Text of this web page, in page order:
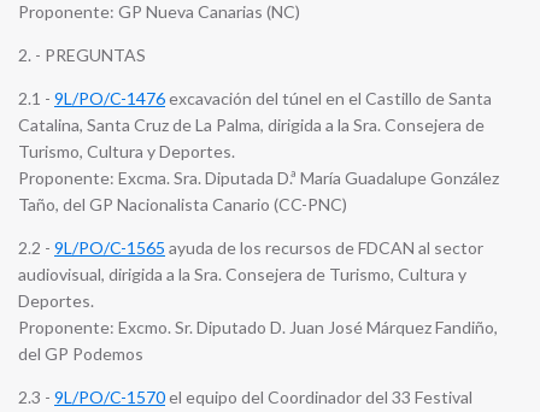
Proponente: GP Nueva Canarias (NC)
2. - PREGUNTAS
2.1 - 9L/PO/C-1476excavación del túnel en el Castillo de Santa
Catalina, Santa Cruz de La Palma, dirigida a la Sra. Consejera de
Turismo, Cultura y Deportes.
Proponente: Excma. Sra. Diputada D.ª María Guadalupe González
Taño, del GP Nacionalista Canario (CC-PNC)
2.2 - 9L/PO/C-1565 ayuda de los recursos de FDCAN al sector
audiovisual, dirigida a la Sra. Consejera de Turismo, Cultura y
Deportes.
Proponente: Excmo. Sr. Diputado D. Juan José Márquez Fandiño,
del GP Podemos
2.3 - 9L/PO/C-1570el equipo del Coordinador del 33 Festival